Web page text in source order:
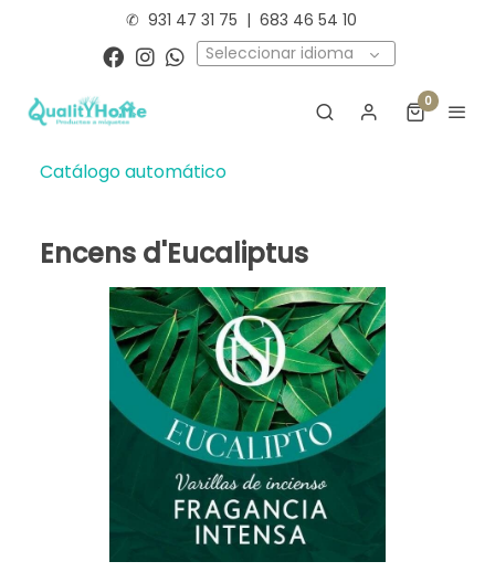
✆ 931 47 31 75 | 683 46 54 10
Seleccionar idioma
0
Catálogo automático
Encens d'Eucaliptus